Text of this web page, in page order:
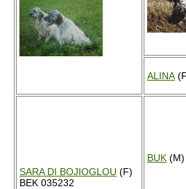
ALINA
SARA DI BOJIOGLOU (F)
BEK 035232
BUK